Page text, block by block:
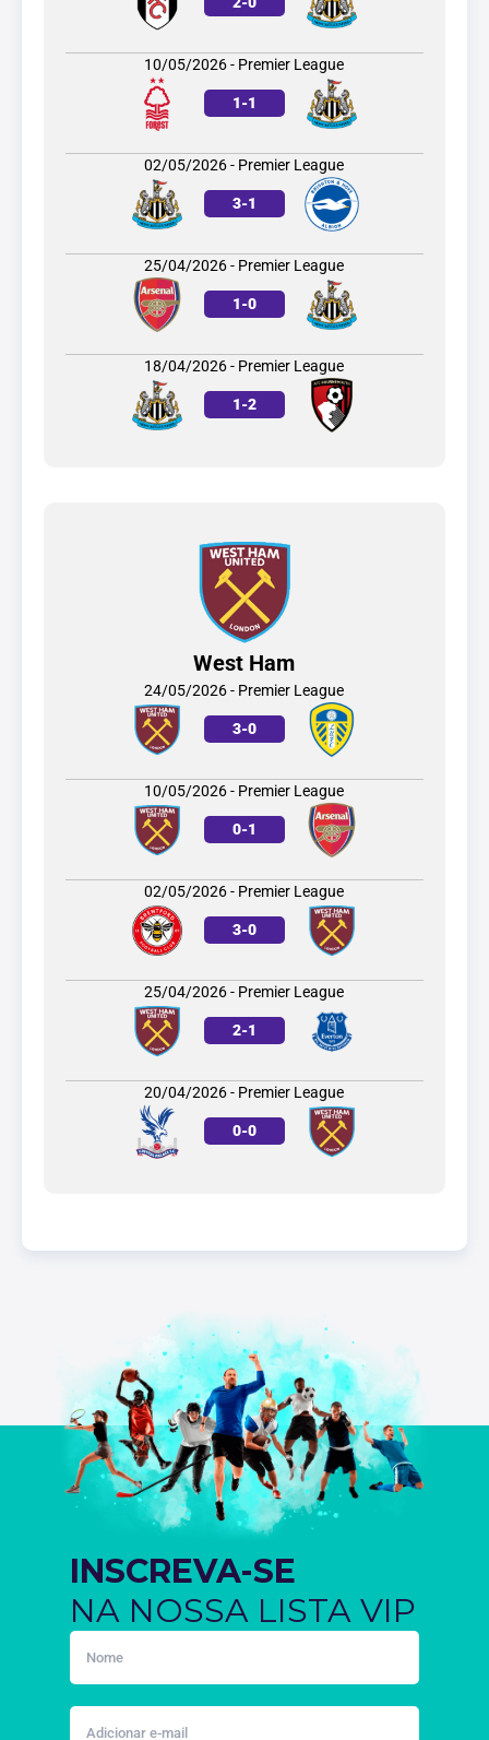
10/05/2026 - Premier League
1-1
02/05/2026 - Premier League
3-1
25/04/2026 - Premier League
1-0
18/04/2026 - Premier League
1-2
West Ham
24/05/2026 - Premier League
3-0
10/05/2026 - Premier League
0-1
02/05/2026 - Premier League
3-0
25/04/2026 - Premier League
2-1
20/04/2026 - Premier League
0-0
INSCREVA-SE
NA NOSSA LISTA VIP